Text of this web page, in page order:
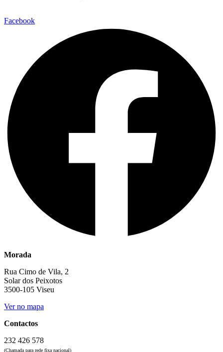
Facebook
Morada
Rua Cimo de Vila, 2
Solar dos Peixotos
3500-105 Viseu
Ver no mapa
Contactos
232 426 578
(Chamada para rede fixa nacional)